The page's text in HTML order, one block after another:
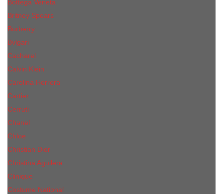
Bottega Veneta
Britney Spears
Burberry
Bvlgari
Cacharel
Calvin Klein
Carolina Herrera
Cartier
Cerruti
Сhanеl
Chloe
Christian Dior
Christina Aguilera
Сliniquе
Costume National